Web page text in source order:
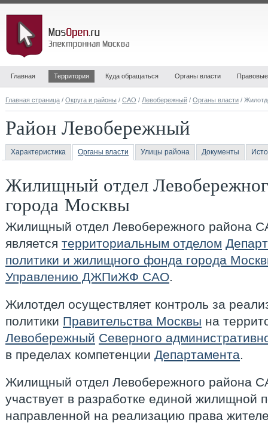
Главная Территория Куда обращаться Органы власти
Главная страница / Округа и районы / САО / Левобережный / Органы власти /
Район Левобережный
Характеристика Органы власти Улицы района Документы
Жилищный отдел
города Москвы
Жилищный отдел Левобережного района
является территориальным отделом
политики и жилищного фонда города
Управлению ДЖПиЖФ САО.
Жилотдел осуществляет контроль за
политики Правительства Москвы на
Левобережный Северного
в пределах компетенции Департамента.
Жилищный отдел Левобережного района
участвует в разработке единой жилищной
направленной на реализацию права